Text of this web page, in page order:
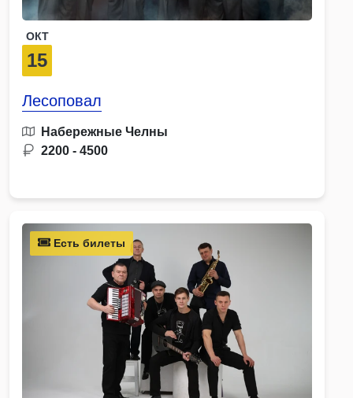
ОКТ
15
Лесоповал
Набережные Челны
2200 - 4500
Есть билеты